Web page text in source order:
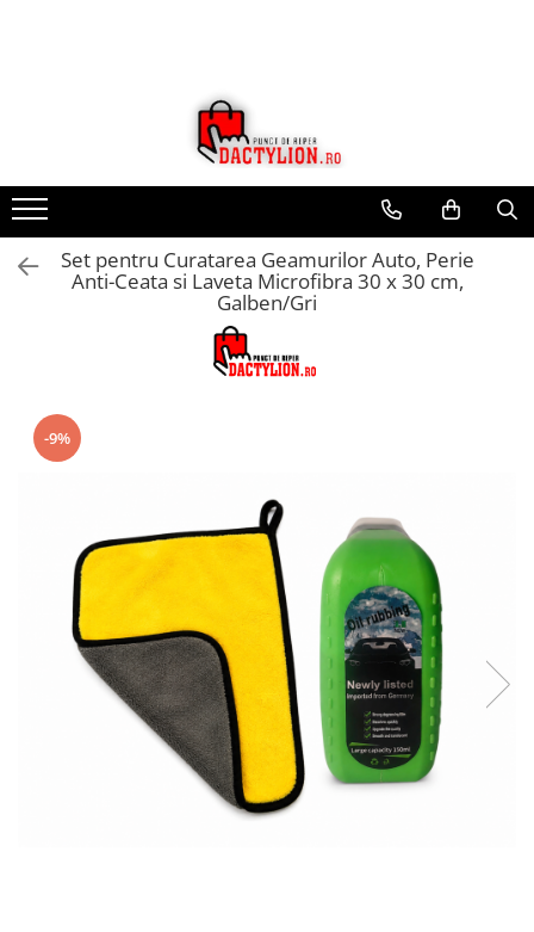
Set pentru Curatarea Geamurilor Auto, Perie
Anti-Ceata si Laveta Microfibra 30 x 30 cm,
Galben/Gri
-9%